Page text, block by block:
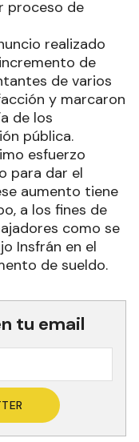
aproximada
se financia
proceso de
realizado
de
de varios
y marcaron
de los
pública.
esfuerzo
para dar el
aumento tiene
a los fines de
de sueldo.
tu email